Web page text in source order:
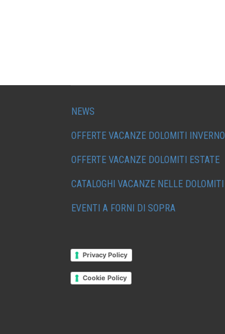
NEWS
OFFERTE VACANZE DOLOMITI INVERNO
OFFERTE VACANZE DOLOMITI ESTATE
CATALOGHI VACANZE NELLE DOLOMITI
EVENTI A FORNI DI SOPRA
Privacy Policy
Cookie Policy